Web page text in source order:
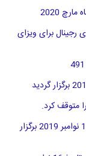
2020
رجینال برای ویزای
گزارش غیررسمی اداره مهاجرت در خصوص راند 11 نوامبر 2019 برگزار